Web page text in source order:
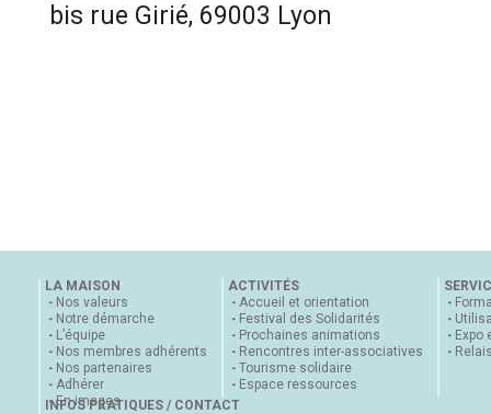
bis rue Girié, 69003 Lyon
LA MAISON
Nos valeurs
Notre démarche
L’équipe
Nos membres adhérents
Nos partenaires
Adhérer
En images
ACTIVITÉS
Accueil et orientation
Festival des Solidarités
Prochaines animations
Rencontres inter-associatives
Tourisme solidaire
Espace ressources
Expo
INFOS PRATIQUES / CONTACT